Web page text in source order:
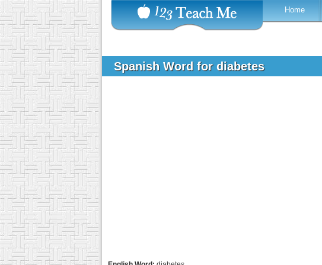
Home
Spanish Word for diabetes